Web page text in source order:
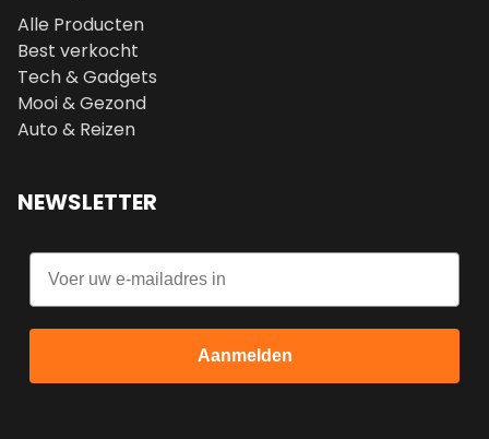
Alle Producten
Best verkocht
Tech & Gadgets
Mooi & Gezond
Auto & Reizen
NEWSLETTER
Email
Aanmelden